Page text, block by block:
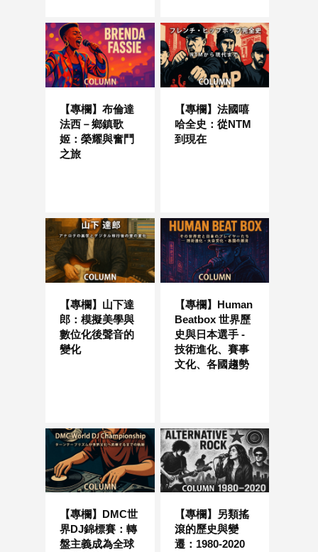
【專欄】布倫達
法西－鄉鎮歌
姬：榮耀與奮鬥
之旅
【專欄】法國嘻
哈全史：從NTM
到現在
【專欄】山下達
郎：模擬美學與
數位化後聲音的
變化
【專欄】Human
Beatbox 世界歷
史與日本選手 -
技術進化、賽事
文化、各國趨勢
【專欄】DMC世
界DJ錦標賽：轉
盤主義成為全球
【專欄】另類搖
滾的歷史與變
遷：1980-2020